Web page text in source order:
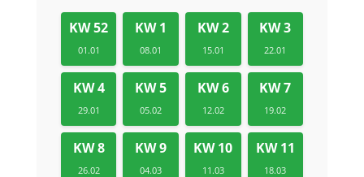
KW 52
01.01
KW 1
08.01
KW 2
15.01
KW 3
22.01
KW 4
29.01
KW 5
05.02
KW 6
12.02
KW 7
19.02
KW 8
26.02
KW 9
04.03
KW 10
11.03
KW 11
18.03